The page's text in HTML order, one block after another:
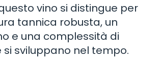
vino si distingue per
tannica robusta, un
e una complessità di
si sviluppano nel tempo.